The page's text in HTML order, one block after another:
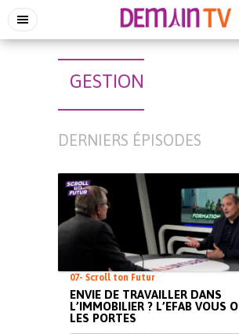
GESTION
DERNIERS ÉPISODES
07- Scroll ton Futur
ENVIE DE TRAVAILLER DANS
L’IMMOBILIER ? L’EFAB VOUS
LES PORTES